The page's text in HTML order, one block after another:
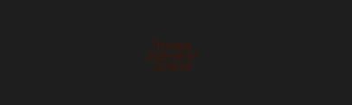
Пятница
2026-08-07
15:50:29